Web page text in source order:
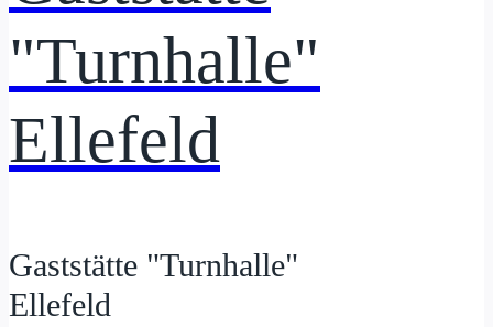
"Turnhalle"
Ellefeld
Gaststätte "Turnhalle"
Ellefeld